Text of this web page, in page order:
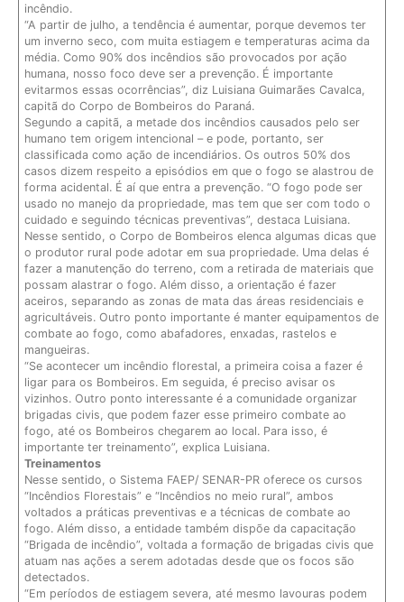
incêndio.
“A partir de julho, a tendência é aumentar, porque devemos ter
um inverno seco, com muita estiagem e temperaturas acima da
média. Como 90% dos incêndios são provocados por ação
humana, nosso foco deve ser a prevenção. É importante
evitarmos essas ocorrências”, diz Luisiana Guimarães Cavalca,
capitã do Corpo de Bombeiros do Paraná.
Segundo a capitã, a metade dos incêndios causados pelo ser
humano tem origem intencional – e pode, portanto, ser
classificada como ação de incendiários. Os outros 50% dos
casos dizem respeito a episódios em que o fogo se alastrou de
forma acidental. É aí que entra a prevenção. “O fogo pode ser
usado no manejo da propriedade, mas tem que ser com todo o
cuidado e seguindo técnicas preventivas”, destaca Luisiana.
Nesse sentido, o Corpo de Bombeiros elenca algumas dicas que
o produtor rural pode adotar em sua propriedade. Uma delas é
fazer a manutenção do terreno, com a retirada de materiais que
possam alastrar o fogo. Além disso, a orientação é fazer
aceiros, separando as zonas de mata das áreas residenciais e
agricultáveis. Outro ponto importante é manter equipamentos de
combate ao fogo, como abafadores, enxadas, rastelos e
mangueiras.
“Se acontecer um incêndio florestal, a primeira coisa a fazer é
ligar para os Bombeiros. Em seguida, é preciso avisar os
vizinhos. Outro ponto interessante é a comunidade organizar
brigadas civis, que podem fazer esse primeiro combate ao
fogo, até os Bombeiros chegarem ao local. Para isso, é
importante ter treinamento”, explica Luisiana.
Treinamentos
Nesse sentido, o Sistema FAEP/ SENAR-PR oferece os cursos
“Incêndios Florestais” e “Incêndios no meio rural”, ambos
voltados a práticas preventivas e a técnicas de combate ao
fogo. Além disso, a entidade também dispõe da capacitação
“Brigada de incêndio”, voltada a formação de brigadas civis que
atuam nas ações a serem adotadas desde que os focos são
detectados.
“Em períodos de estiagem severa, até mesmo lavouras podem